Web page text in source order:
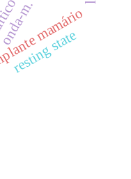
mamário
m.
resting state